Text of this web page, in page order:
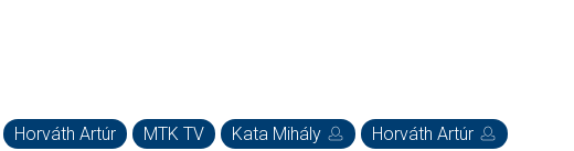
Horváth Artúr MTK TV Kata Mihály Horváth Artúr